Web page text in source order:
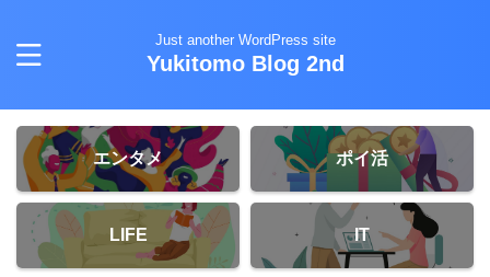
Just another WordPress site
Yukitomo Blog 2nd
エンタメ ポイ活
LIFE IT